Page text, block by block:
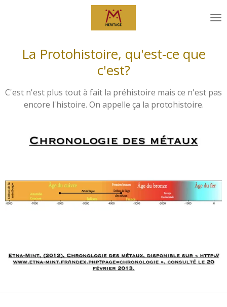
La Protohistoire, qu'est-ce que
c'est?
C'est n'est plus tout à fait la préhistoire mais ce n'est pas
encore l'histoire. On appelle ça la protohistoire.